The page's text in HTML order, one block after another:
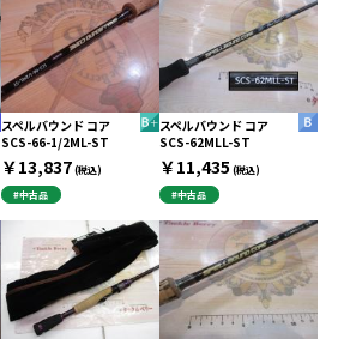
スペルバウンド コア
SCS-66-1/2ML-ST
￥13,837(税込)
#中古品
スペルバウンド コア
SCS-62MLL-ST
￥11,435 (税込)
#中古品